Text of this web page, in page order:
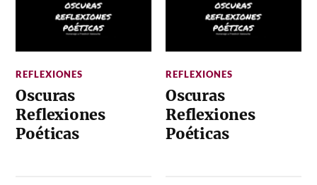
REFLEXIONES
Oscuras
Reflexiones
Poéticas
REFLEXIONES
Oscuras
Reflexiones
Poéticas